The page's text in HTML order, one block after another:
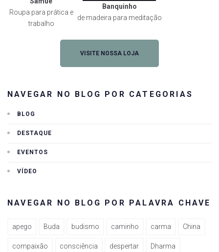
Roupa para prática e
trabalho
Banquinho
de madeira para meditação
VISITE NOSSA LOJA
NAVEGAR NO BLOG POR CATEGORIAS
BLOG
DESTAQUE
EVENTOS
VÍDEO
NAVEGAR NO BLOG POR PALAVRA CHAVE
apego Buda budismo caminho carma China
compaixão consciência despertar Dharma